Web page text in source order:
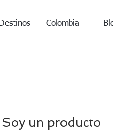
Destinos Colombia
Soy un producto